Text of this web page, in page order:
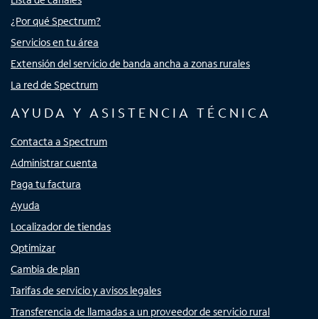
¿Por qué Spectrum?
Servicios en tu área
Extensión del servicio de banda ancha a zonas rurales
La red de Spectrum
AYUDA Y ASISTENCIA TÉCNICA
Contacta a Spectrum
Administrar cuenta
Paga tu factura
Ayuda
Localizador de tiendas
Optimizar
Cambia de plan
Tarifas de servicio y avisos legales
Transferencia de llamadas a un proveedor de servicio rural